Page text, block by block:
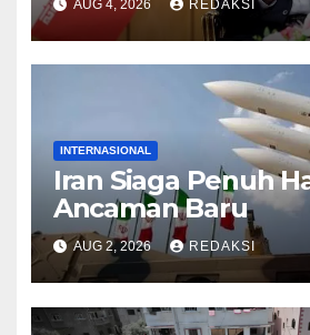
AUG 4, 2026 REDAKSI
INTERNASIONAL
Iran Siaga Penuh
Ancaman Baru
AUG 2, 2026 REDAKSI